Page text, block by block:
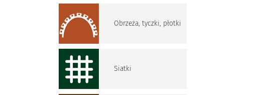
Obrzeża, tyczki, płotki
Siatki